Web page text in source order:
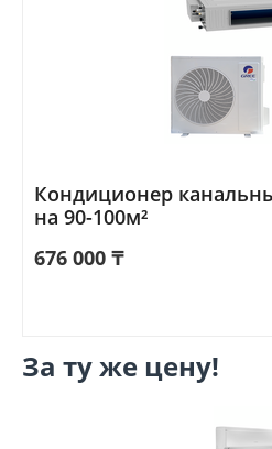
Кондиционер
на 90-100м²
676 000 ₸
За ту же цену!